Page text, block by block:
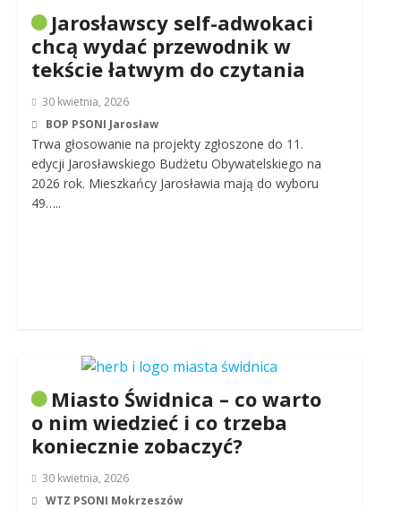
Jarosławscy self-adwokaci
chcą wydać przewodnik w
tekście łatwym do czytania
30 kwietnia, 2026
BOP PSONI Jarosław
Trwa głosowanie na projekty zgłoszone do 11.
edycji Jarosławskiego Budżetu Obywatelskiego na
2026 rok. Mieszkańcy Jarosławia mają do wyboru
49…..
Miasto Świdnica – co warto
o nim wiedzieć i co trzeba
koniecznie zobaczyć?
30 kwietnia, 2026
WTZ PSONI Mokrzeszów